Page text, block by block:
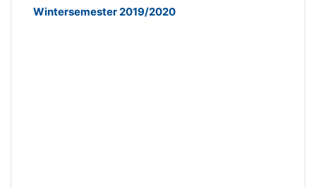
Wintersemester 2019/2020